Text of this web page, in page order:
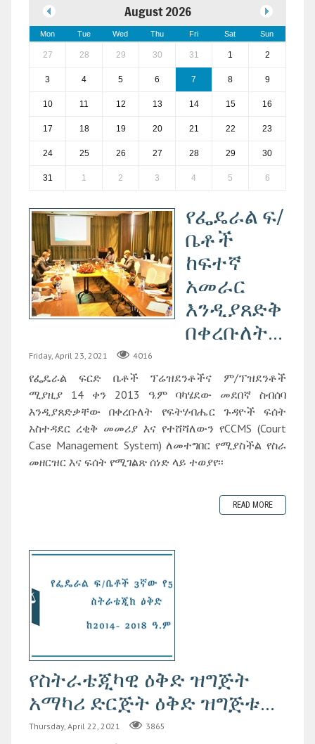
August 2026
Mon Tue Wed Thu Fri Sat Sun
27 28 29 30 31 1 2
3 4 5 6 7 8 9
10 11 12 13 14 15 16
17 18 19 20 21 22 23
24 25 26 27 28 29 30
31 1 2 3 4 5 6
የፌዴራል ፍ/
ቤቶች
ከፍተኛ
አመራር
እንዲያጸድቅ
በቀረቡለት...
Friday, April 23, 2021 4016
የፌዴራል ፍርድ ቤቶች ፕሬዝደንቶችና ም/ፕዝደንቶች
ሚያዚያ 14 ቀን 2013 ዓ.ም ባካሄደው መደበኛ ስብሰባ
እንዲያጸድቃቸው በቀረቡለት የፍትሃብሔር ጉዳዮች ፍሰት
አስተዳደር ረቂቅ መመሪያ እና የተሸሻለውን የCCMS (Court
Case Management System) ለመተግበር የሚያስችል የስራ
መዘርዝር እና ፍሰት የሚገልጽ ሰነድ ላይ ተወያየ፡፡
READ MORE
የስትራቴጂካዊ ዕቅድ ዝግጅት
አማካሪ ድርጅት ዕቅድ ዝግጅቱ...
Thursday, April 22, 2021 3865